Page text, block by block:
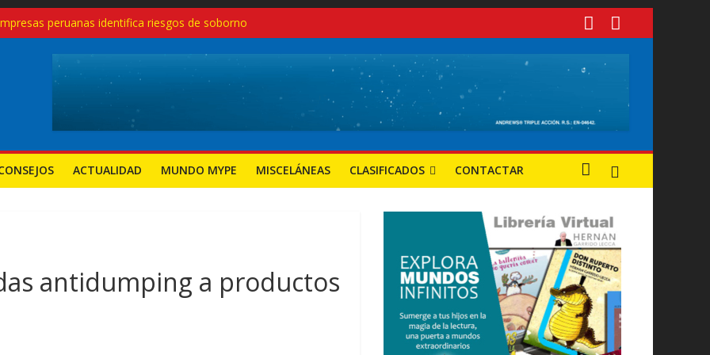
peruanas identifica riesgos de soborno
modernas, no con recetas del pasado
crecen 27.3% en el primer trimestre de 2025: ¿Qué sectores tuvieron mayor progreso?
en el Perú, pero también aumentan los cierres: desafíos y oportunidades
nuevas mypes: ¿seguirá el camino del régimen agrario?
ACTUALIDAD MUNDO MYPE MISCELÁNEAS CLASIFICADOS CONTACTAR
antidumping a productos